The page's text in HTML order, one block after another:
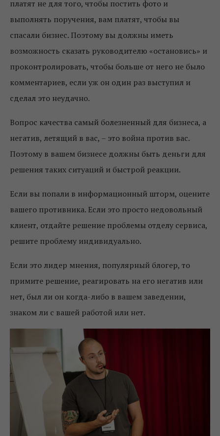
платят не для того, чтобы постить фото и
выполнять поручения, вам платят, чтобы вы
спасали бизнес. Поэтому вы должны иметь
возможность сказать руководителю «остановись» и
проконтролировать, чтобы больше от него не было
комментариев, если уж он один раз выступил и
сделал это неудачно.
Вопрос качества самый болезненный для бизнеса, а
негатив, летящий в вас, – это война против вас.
Поэтому в вашем бизнесе должны быть деньги для
решения таких ситуаций и быстрой реакции.
Если вы попали в информационный шторм, оцените
вашего противника. Если это просто недовольный
клиент, отдайте решение проблемы отделу сервиса,
решите проблему индивидуально.
Если это лидер мнения, популярный блогер, то
примите решение, реагировать на его негатив или
нет, был ли он когда-либо в вашем заведении,
знаком ли с вашей работой или нет.